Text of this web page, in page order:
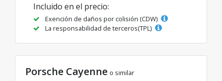
Incluido en el precio:
Exención de daños por colisión (CDW)
La responsabilidad de terceros(TPL)
Porsche Cayenne o similar